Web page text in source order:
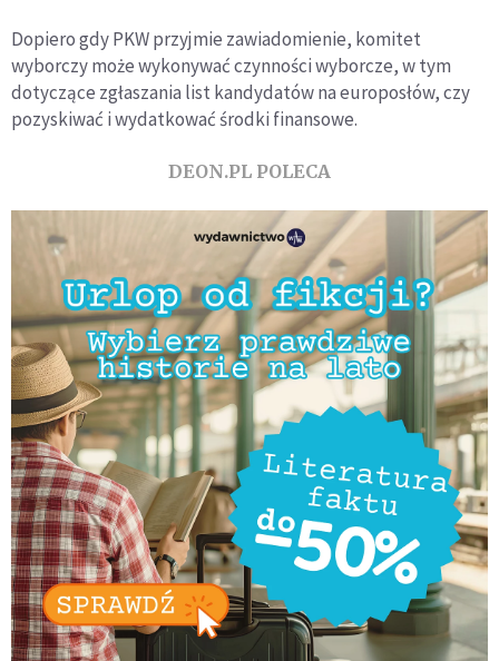
Dopiero gdy PKW przyjmie zawiadomienie, komitet
wyborczy może wykonywać czynności wyborcze, w tym
dotyczące zgłaszania list kandydatów na europosłów, czy
pozyskiwać i wydatkować środki finansowe.
DEON.PL POLECA